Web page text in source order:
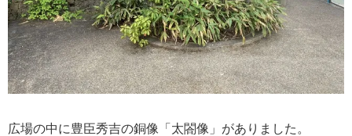
広場の中に豊臣秀吉の銅像「太閤像」がありました。